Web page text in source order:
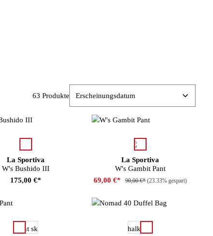
63 Produkte
La Sportiva
W's Bushido III
175,00 €*
La Sportiva
W's Gambit Pant
auswählen
69,00 €* 90,00 €* (23.33% gespart)
auswählen Farbeauswählen